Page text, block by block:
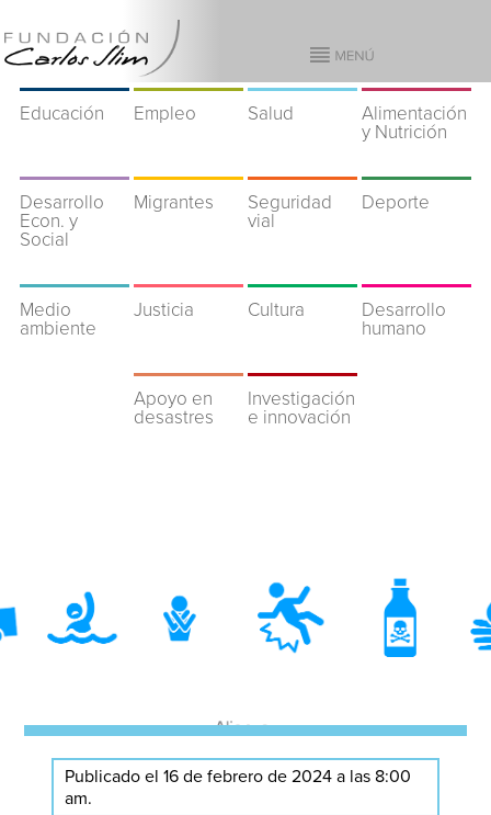
Educación Empleo Salud
Alimentación
y Nutrición
Desarrollo
Econ. y
Social
Migrantes
Seguridad
vial
Deporte
Medio
ambiente
Justicia Cultura
Desarrollo
humano
Apoyo en
desastres
Investigación
e innovación
Publicado el 16 de febrero de 2024 a las 8:00
am.